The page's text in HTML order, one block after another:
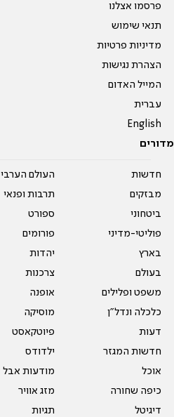
פרסמו אצלנו
תנאי שימוש
מדיניות פרטיות
הצהרת נגישות
המייל האדום
עברית
English
מדורים
חדשות
מבזקים
ביטחוני
פוליטי-מדיני
בארץ
בעולם
משפט ופלילים
כלכלה ונדל"ן
דעות
חדשות המגזר
אוכל
כיפה שחורה
דיגיטל
העולם הערבי
תרבות ופנאי
ספורט
פורומים
יהדות
צרכנות
אופנה
מוסיקה
פיוטקאסט
ילדודס
מודעות אבל
מזג אוויר
תגיות